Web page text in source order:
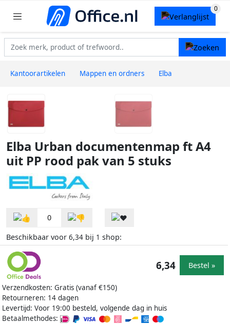
Kantoorartikelen Mappen en ordners Elba
Elba Urban documentenmap ft A4
uit PP rood pak van 5 stuks
0
Beschikbaar voor 6,34 bij 1 shop:
Verzendkosten: Gratis (vanaf €150)
Retourneren: 14 dagen
Levertijd: Voor 19:00 besteld, volgende dag in huis
Betaalmethodes:
6,34 Bestel »